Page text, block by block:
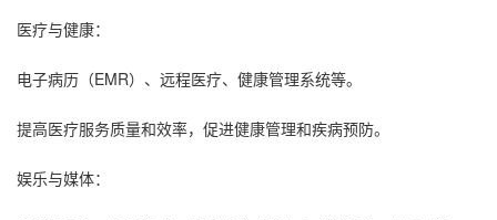
医疗与健康：
电子病历（EMR）、远程医疗、健康管理系统等。
提高医疗服务质量和效率，促进健康管理和疾病预防。
娱乐与媒体：